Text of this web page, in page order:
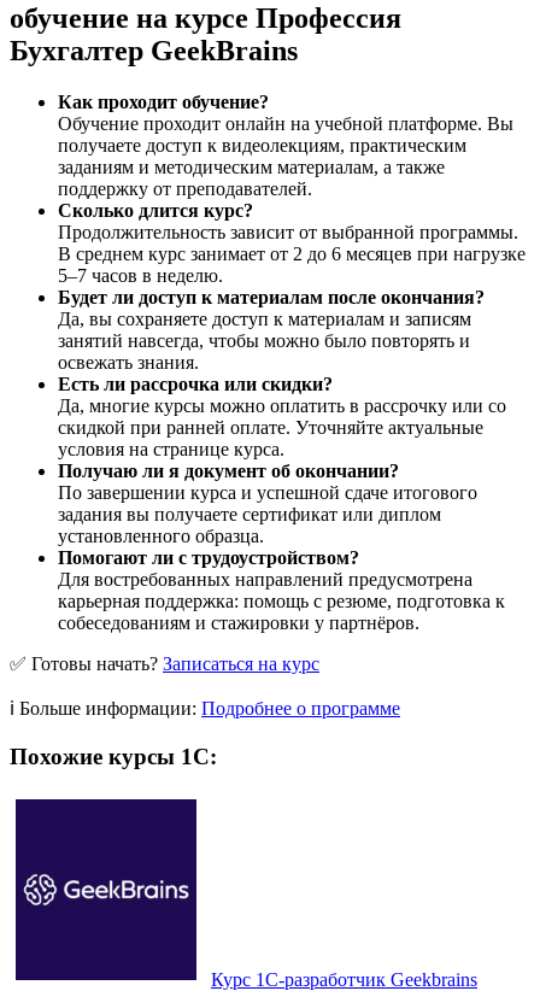
обучение на курсе Профессия
Бухгалтер GeekBrains
Как проходит обучение?
Обучение проходит онлайн на учебной платформе. Вы
получаете доступ к видеолекциям, практическим
заданиям и методическим материалам, а также
поддержку от преподавателей.
Сколько длится курс?
Продолжительность зависит от выбранной программы.
В среднем курс занимает от 2 до 6 месяцев при нагрузке
5–7 часов в неделю.
Будет ли доступ к материалам после окончания?
Да, вы сохраняете доступ к материалам и записям
занятий навсегда, чтобы можно было повторять и
освежать знания.
Есть ли рассрочка или скидки?
Да, многие курсы можно оплатить в рассрочку или со
скидкой при ранней оплате. Уточняйте актуальные
условия на странице курса.
Получаю ли я документ об окончании?
По завершении курса и успешной сдаче итогового
задания вы получаете сертификат или диплом
установленного образца.
Помогают ли с трудоустройством?
Для востребованных направлений предусмотрена
карьерная поддержка: помощь с резюме, подготовка к
собеседованиям и стажировки у партнёров.
✅ Готовы начать? Записаться на курс
ℹ️ Больше информации: Подробнее о программе
Похожие курсы 1С:
Курс 1С-разработчик Geekbrains